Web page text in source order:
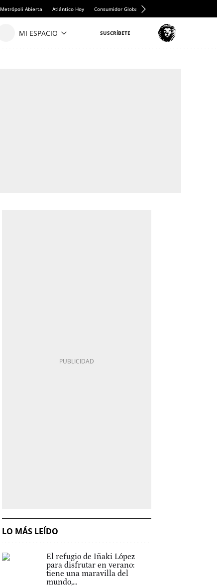
Metrópoli Abierta Atlántico Hoy Consumidor Global
LO MÁS LEÍDO
El refugio de Iñaki López
para disfrutar en verano:
tiene una maravilla del
mundo,...